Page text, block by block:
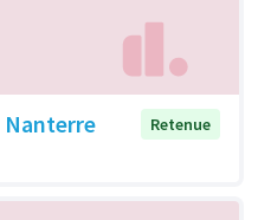
Nanterre
Retenue